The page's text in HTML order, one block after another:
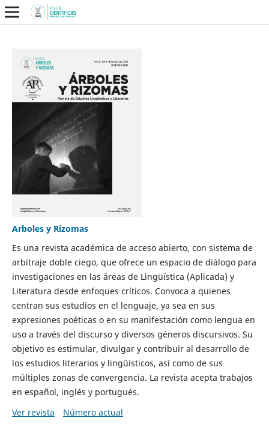
Arboles y Rizomas
Es una revista académica de acceso abierto, con sistema de
arbitraje doble ciego, que ofrece un espacio de diálogo para
investigaciones en las áreas de Lingüística (Aplicada) y
Literatura desde enfoques críticos. Convoca a quienes
centran sus estudios en el lenguaje, ya sea en sus
expresiones poéticas o en su manifestación como lengua en
uso a través del discurso y diversos géneros discursivos. Su
objetivo es estimular, divulgar y contribuir al desarrollo de
los estudios literarios y lingüísticos, así como de sus
múltiples zonas de convergencia. La revista acepta trabajos
en español, inglés y portugués.
Ver revista
Número actual